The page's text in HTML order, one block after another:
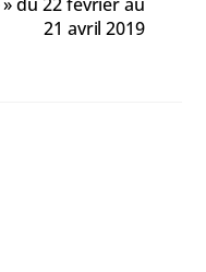
21 avril 2019